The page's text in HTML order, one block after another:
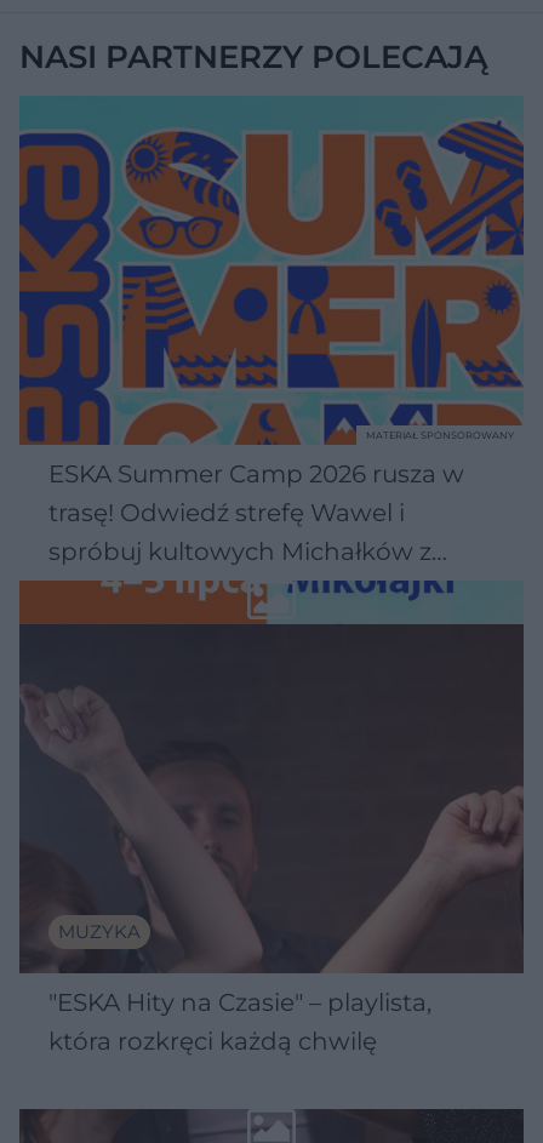
NASI PARTNERZY POLECAJĄ
ESKA Summer Camp 2026 rusza w
trasę! Odwiedź strefę Wawel i
spróbuj kultowych Michałków z
Wawelu
MATERIAŁ SPONSOROWANY
MUZYKA
"ESKA Hity na Czasie" – playlista,
która rozkręci każdą chwilę